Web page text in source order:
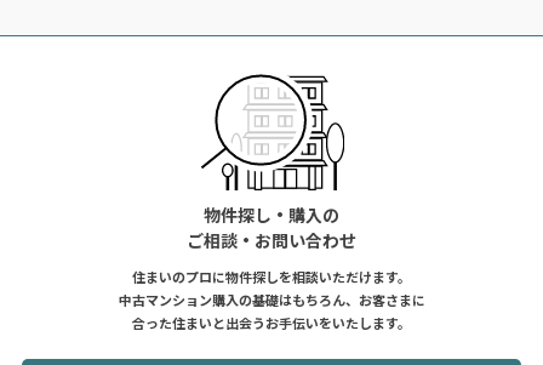
物件探し・購入の
ご相談・お問い合わせ
住まいのプロに物件探しを相談いただけます。
中古マンション購入の基礎はもちろん、お客さまに
合った住まいと出会うお手伝いをいたします。